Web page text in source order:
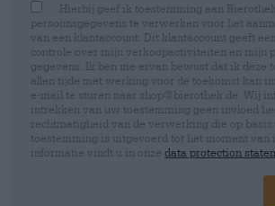
Hierbij geef ik toestemming aan
persoonsgegevens te verwerken voor het
van een klantaccount. Dit klantaccount geeft
controle over mijn verkoopactiviteiten en mijn
gegevens. Ik ben me ervan bewust dat ik deze
allen tijde met werking voor de toekomst kan
e-mail te sturen naar shop@bierothek.de. Wij
intrekken van uw toestemming geen invloed
rechtmatigheid van de verwerking die op basis
toestemming is uitgevoerd tot het moment van
informatie vindt u in onze data protection